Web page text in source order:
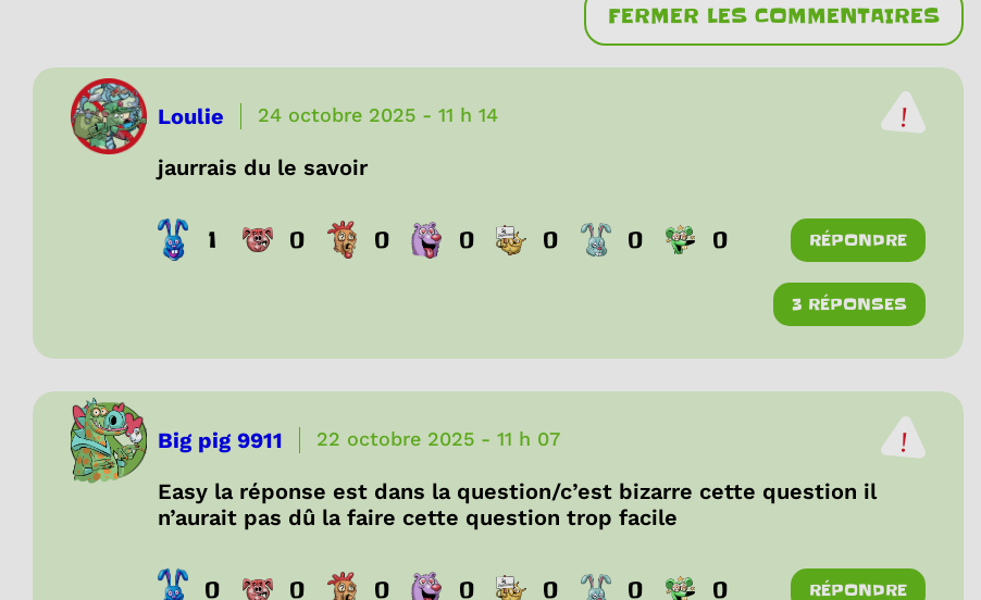
FERMER LES COMMENTAIRES
Loulie 24 octobre 2025 - 11 h 14
jaurrais du le savoir
1 0 0 0 0 0 0 RÉPONDRE
3 RÉPONSES
Big pig 9911 22 octobre 2025 - 11 h 07
Easy la réponse est dans la question/c’est bizarre cette question il
n’aurait pas dû la faire cette question trop facile
0 0 0 0 0 0 0 RÉPONDRE